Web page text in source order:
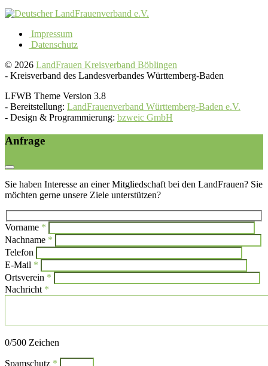
Impressum
Datenschutz
© 2026 LandFrauen Kreisverband Böblingen
- Kreisverband des Landesverbandes Württemberg-Baden
LFWB Theme Version 3.8
- Bereitstellung: LandFrauenverband Württemberg-Baden e.V.
- Design & Programmierung: bzweic GmbH
Anfrage
Sie haben Interesse an einer Mitgliedschaft bei den LandFrauen? Sie
möchten gerne unsere Ziele unterstützen?
Vorname *
Nachname *
Telefon
E-Mail *
Ortsverein *
Nachricht *
0/500 Zeichen
Spamschutz *